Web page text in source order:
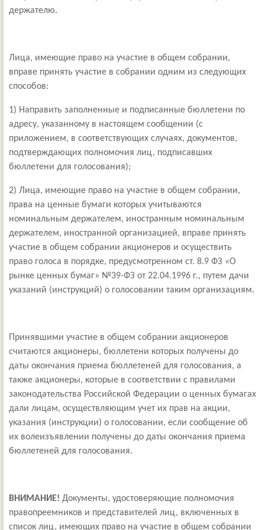
держателю.
Лица, имеющие право на участие в общем собрании,
вправе принять участие в собрании одним из следующих
способов:
1) Направить заполненные и подписанные бюллетени по
адресу, указанному в настоящем сообщении (с
приложением, в соответствующих случаях, документов,
подтверждающих полномочия лиц, подписавших
бюллетени для голосования);
2) Лица, имеющие право на участие в общем собрании,
права на ценные бумаги которых учитываются
номинальным держателем, иностранным номинальным
держателем, иностранной организацией, вправе принять
участие в общем собрании акционеров и осуществить
право голоса в порядке, предусмотренном ст. 8.9 ФЗ «О
рынке ценных бумаг» №39-ФЗ от 22.04.1996 г., путем дачи
указаний (инструкций) о голосовании таким организациям.
Принявшими участие в общем собрании акционеров
считаются акционеры, бюллетени которых получены до
даты окончания приема бюллетеней для голосования, а
также акционеры, которые в соответствии с правилами
законодательства Российской Федерации о ценных бумагах
дали лицам, осуществляющим учет их прав на акции,
указания (инструкции) о голосовании, если сообщение об
их волеизъявлении получены до даты окончания приема
бюллетеней для голосования.
ВНИМАНИЕ! Документы, удостоверяющие полномочия
правопреемников и представителей лиц, включенных в
список лиц, имеющих право на участие в общем собрании